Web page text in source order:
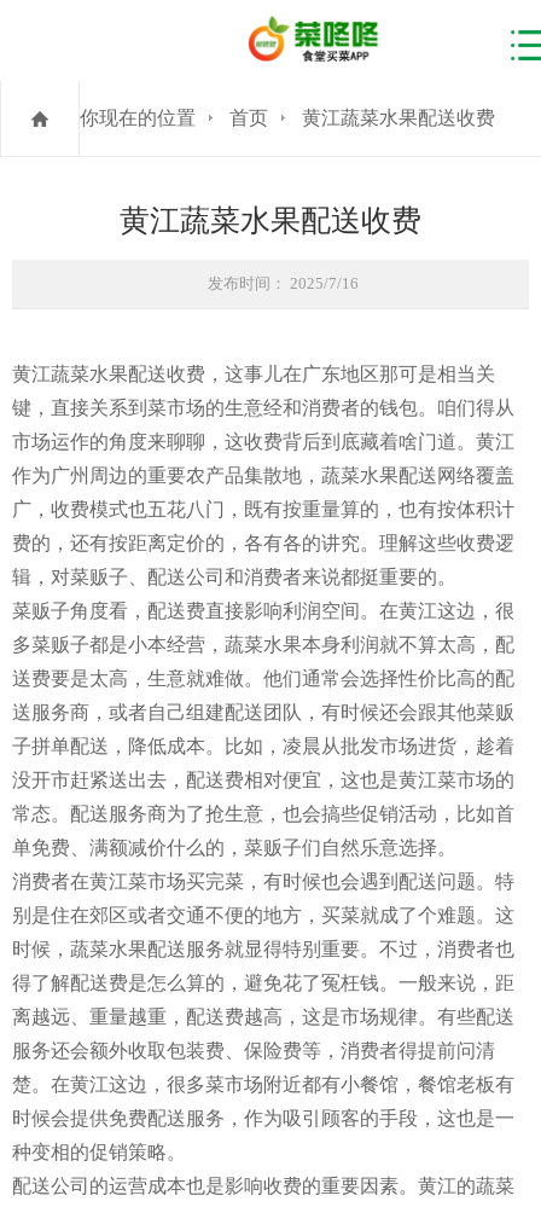
你现在的位置 首页 黄江蔬菜水果配送收费
黄江蔬菜水果配送收费
发布时间： 2025/7/16
黄江蔬菜水果配送收费，这事儿在广东地区那可是相当关
键，直接关系到菜市场的生意经和消费者的钱包。咱们得从
市场运作的角度来聊聊，这收费背后到底藏着啥门道。黄江
作为广州周边的重要农产品集散地，蔬菜水果配送网络覆盖
广，收费模式也五花八门，既有按重量算的，也有按体积计
费的，还有按距离定价的，各有各的讲究。理解这些收费逻
辑，对菜贩子、配送公司和消费者来说都挺重要的。
菜贩子角度看，配送费直接影响利润空间。在黄江这边，很
多菜贩子都是小本经营，蔬菜水果本身利润就不算太高，配
送费要是太高，生意就难做。他们通常会选择性价比高的配
送服务商，或者自己组建配送团队，有时候还会跟其他菜贩
子拼单配送，降低成本。比如，凌晨从批发市场进货，趁着
没开市赶紧送出去，配送费相对便宜，这也是黄江菜市场的
常态。配送服务商为了抢生意，也会搞些促销活动，比如首
单免费、满额减价什么的，菜贩子们自然乐意选择。
消费者在黄江菜市场买完菜，有时候也会遇到配送问题。特
别是住在郊区或者交通不便的地方，买菜就成了个难题。这
时候，蔬菜水果配送服务就显得特别重要。不过，消费者也
得了解配送费是怎么算的，避免花了冤枉钱。一般来说，距
离越远、重量越重，配送费越高，这是市场规律。有些配送
服务还会额外收取包装费、保险费等，消费者得提前问清
楚。在黄江这边，很多菜市场附近都有小餐馆，餐馆老板有
时候会提供免费配送服务，作为吸引顾客的手段，这也是一
种变相的促销策略。
配送公司的运营成本也是影响收费的重要因素。黄江的蔬菜